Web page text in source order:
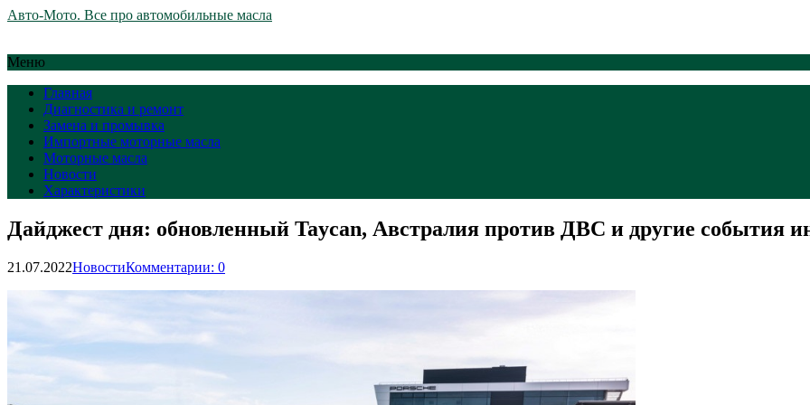
Авто-Мото. Все про автомобильные масла
Меню
Главная
Диагностика и ремонт
Замена и промывка
Импортные моторные масла
Моторные масла
Новости
Характеристики
Дайджест дня: обновленный Taycan, Австралия против ДВС и другие события
21.07.2022НовостиКомментарии: 0